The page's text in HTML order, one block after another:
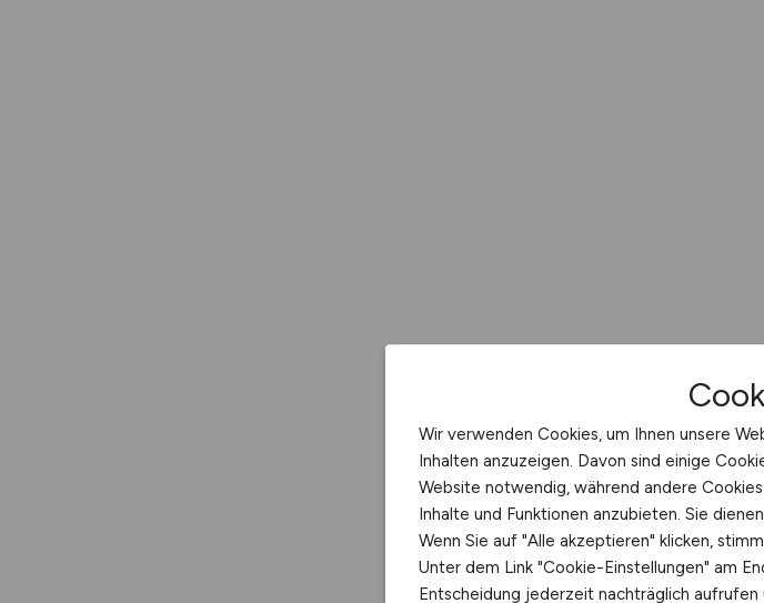
Wir verwenden Cookies, um Ihnen unsere
Inhalten anzuzeigen. Davon sind einige
Website notwendig, während andere
Inhalte und Funktionen anzubieten. Sie
Wenn Sie auf "Alle akzeptieren" klicken,
Unter dem Link "Cookie-Einstellungen" am
Entscheidung jederzeit nachträglich aufrufen